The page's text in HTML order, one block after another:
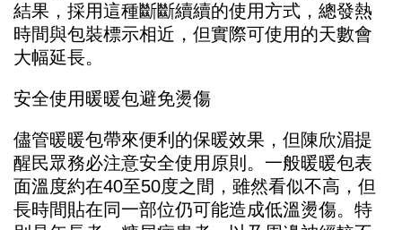
結果，採用這種斷斷續續的使用方式，總發熱
時間與包裝標示相近，但實際可使用的天數會
大幅延長。
安全使用暖暖包避免燙傷
儘管暖暖包帶來便利的保暖效果，但陳欣湄提
醒民眾務必注意安全使用原則。一般暖暖包表
面溫度約在40至50度之間，雖然看似不高，但
長時間貼在同一部位仍可能造成低溫燙傷。特